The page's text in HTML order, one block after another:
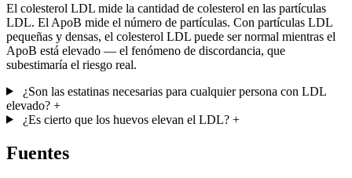
El colesterol LDL mide la cantidad de colesterol en las partículas
LDL. El ApoB mide el número de partículas. Con partículas LDL
pequeñas y densas, el colesterol LDL puede ser normal mientras el
ApoB está elevado — el fenómeno de discordancia, que
subestimaría el riesgo real.
¿Son las estatinas necesarias para cualquier persona con LDL
elevado? +
¿Es cierto que los huevos elevan el LDL? +
Fuentes